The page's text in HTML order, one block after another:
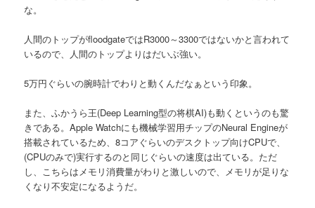
な。
人間のトップがfloodgateではR3000～3300ではないかと言われて
いるので、人間のトップよりはだいぶ強い。
5万円ぐらいの腕時計でわりと動くんだなぁという印象。
また、ふかうら王(Deep Learning型の将棋AI)も動くというのも驚
きである。Apple Watchにも機械学習用チップのNeural Engineが
搭載されているため、8コアぐらいのデスクトップ向けCPUで、
(CPUのみで)実行するのと同じぐらいの速度は出ている。ただ
し、こちらはメモリ消費量がわりと激しいので、メモリが足りな
くなり不安定になるようだ。